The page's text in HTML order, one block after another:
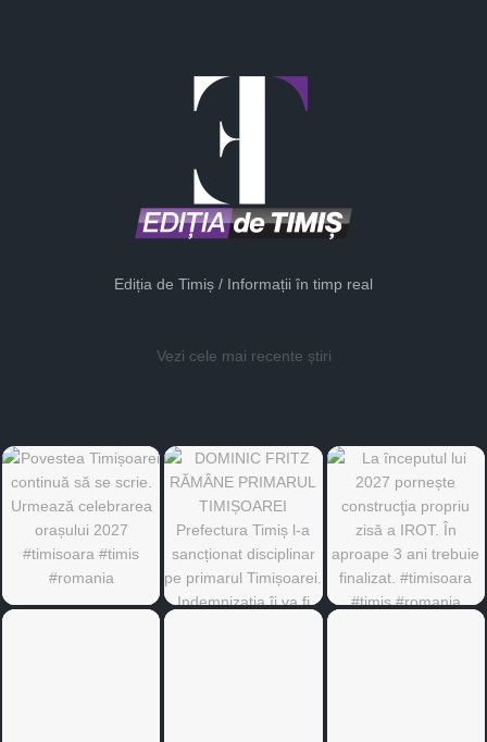
Ediția de Timiș / Informații în timp real
Vezi cele mai recente știri